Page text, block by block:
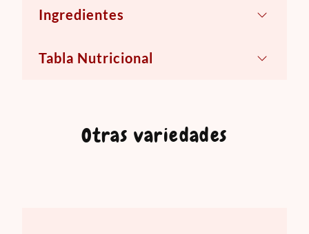
Ingredientes
Cloruro de calcio, Cultivos lácticos
Tabla Nutricional
Otras variedades